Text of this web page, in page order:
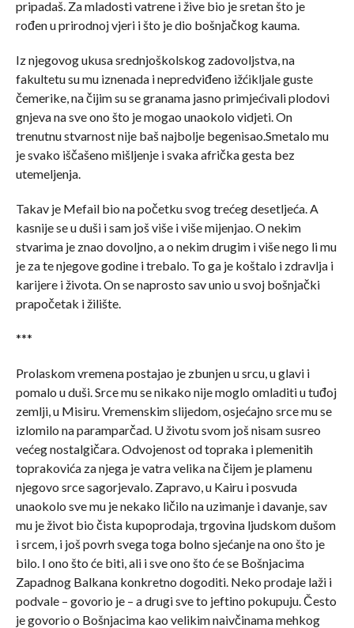
pripadaš. Za mladosti vatrene i žive bio je sretan što je
rođen u prirodnoj vjeri i što je dio bošnjačkog kauma.
Iz njegovog ukusa srednjoškolskog zadovoljstva, na
fakultetu su mu iznenada i nepredviđeno ižćikljale guste
čemerike, na čijim su se granama jasno primjećivali plodovi
gnjeva na sve ono što je mogao unaokolo vidjeti. On
trenutnu stvarnost nije baš najbolje begenisao.Smetalo mu
je svako iščašeno mišljenje i svaka afrička gesta bez
utemeljenja.
Takav je Mefail bio na početku svog trećeg desetljeća. A
kasnije se u duši i sam još više i više mijenjao. O nekim
stvarima je znao dovoljno, a o nekim drugim i više nego li mu
je za te njegove godine i trebalo. To ga je koštalo i zdravlja i
karijere i života. On se naprosto sav unio u svoj bošnjački
prapočetak i žilište.
***
Prolaskom vremena postajao je zbunjen u srcu, u glavi i
pomalo u duši. Srce mu se nikako nije moglo omladiti u tuđoj
zemlji, u Misiru. Vremenskim slijedom, osjećajno srce mu se
izlomilo na paramparčad. U životu svom još nisam susreo
većeg nostalgičara. Odvojenost od topraka i plemenitih
toprakovića za njega je vatra velika na čijem je plamenu
njegovo srce sagorjevalo. Zapravo, u Kairu i posvuda
unaokolo sve mu je nekako ličilo na uzimanje i davanje, sav
mu je život bio čista kupoprodaja, trgovina ljudskom dušom
i srcem, i još povrh svega toga bolno sjećanje na ono što je
bilo. I ono što će biti, ali i sve ono što će se Bošnjacima
Zapadnog Balkana konkretno dogoditi. Neko prodaje laži i
podvale – govorio je – a drugi sve to jeftino pokupuju. Često
je govorio o Bošnjacima kao velikim naivčinama mehkog